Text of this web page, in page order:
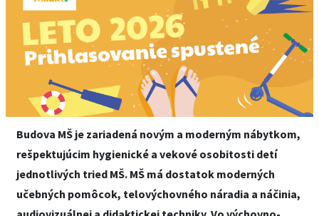
Budova MŠ je zariadená novým a moderným nábytkom,
rešpektujúcim hygienické a vekové osobitosti detí
jednotlivých tried MŠ. MŠ má dostatok moderných
učebných pomôcok, telovýchovného náradia a náčinia,